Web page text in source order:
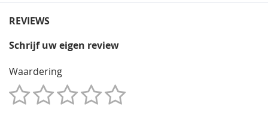
REVIEWS
Schrijf uw eigen review
Waardering